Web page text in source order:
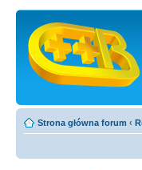
Strona główna forum ‹